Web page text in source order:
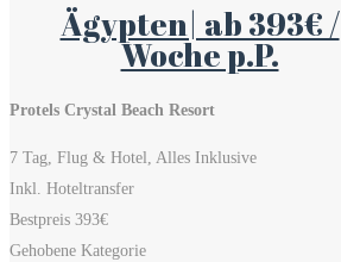
Ägypten| ab 393€ /
Woche p.P.
Protels Crystal Beach Resort
7 Tag, Flug & Hotel, Alles Inklusive
Inkl. Hoteltransfer
Bestpreis 393€
Gehobene Kategorie